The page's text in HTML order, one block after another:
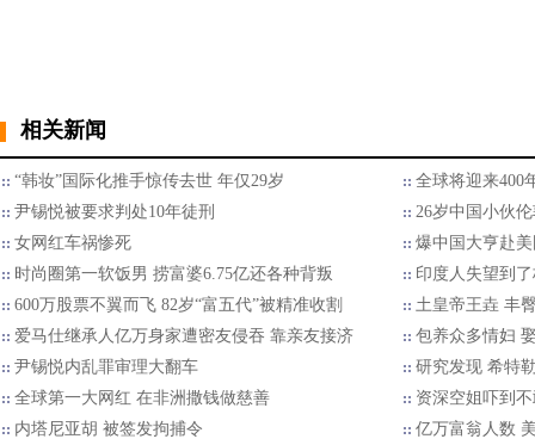
相关新闻
“韩妆”国际化推手惊传去世 年仅29岁
全球将迎来400
尹锡悦被要求判处10年徒刑
26岁中国小伙
女网红车祸惨死
爆中国大亨赴
时尚圈第一软饭男 捞富婆6.75亿还各种背叛
印度人失望到
600万股票不翼而飞 82岁“富五代”被精准收割
土皇帝王垚 丰
爱马仕继承人亿万身家遭密友侵吞 靠亲友接济
包养众多情妇
尹锡悦内乱罪审理大翻车
研究发现 希特
全球第一大网红 在非洲撒钱做慈善
资深空姐吓到
内塔尼亚胡 被签发拘捕令
亿万富翁人数